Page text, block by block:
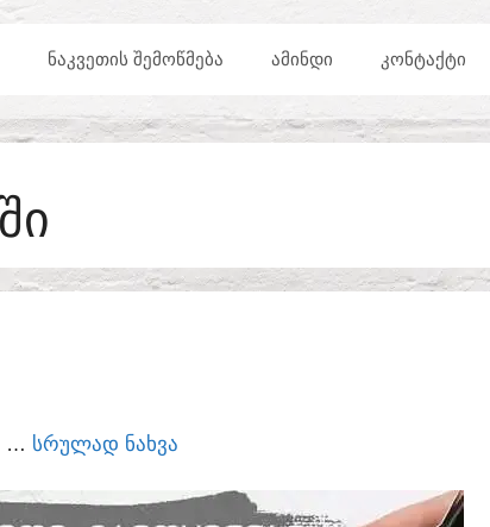
ᲜᲐᲙᲕᲔᲗᲘᲡ ᲨᲔᲛᲝᲬᲛᲔᲑᲐ ᲐᲛᲘᲜᲓᲘ ᲙᲝᲜᲢᲐᲥᲢᲘ
… ᲡᲠᲣᲚᲐᲓ ᲜᲐᲮᲕᲐ